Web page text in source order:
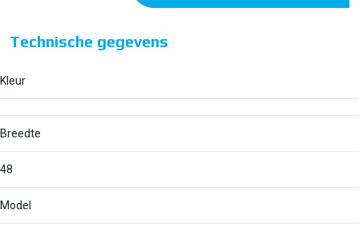
Technische gegevens
Kleur
Breedte
48
Model